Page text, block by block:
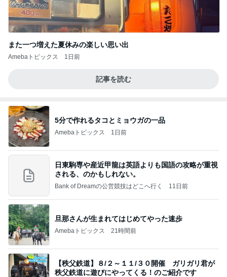
また一つ増えた夏休みの楽しい思い出
Amebaトピックス 1日前
記事を読む
5分で作れるタコとミョウガの一品
Amebaトピックス 1日前
日東駒専や産近甲龍は英語よりも国語の攻略が重視
される、のかもしれない。
Bank of Dreamの公営競技はどこへ行く 11日前
旦那さんが生まれてはじめてやった速歩
Amebaトピックス 21時間前
【秩父鉄道】８/２～１１/３０開催 ガリガリ君が
秩父鉄道に遊びにやってくる！のご紹介です